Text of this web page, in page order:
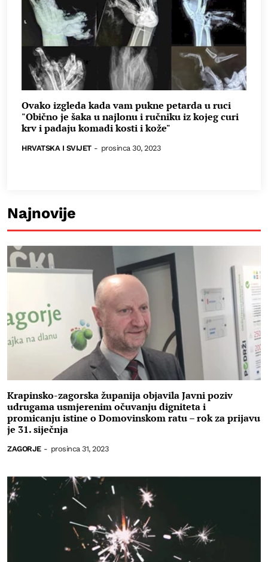
Ovako izgleda kada vam pukne petarda u ruci
"Obično je šaka u najlonu i ručniku iz kojeg curi
krv i padaju komadi kosti i kože"
HRVATSKA I SVIJET - prosinca 30, 2023
Najnovije
Krapinsko-zagorska županija objavila Javni poziv
udrugama usmjerenim očuvanju digniteta i
promicanju istine o Domovinskom ratu – rok za prijavu
je 31. siječnja
ZAGORJE - prosinca 31, 2023